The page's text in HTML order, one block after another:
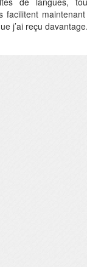
facilitent
j’ai reçu